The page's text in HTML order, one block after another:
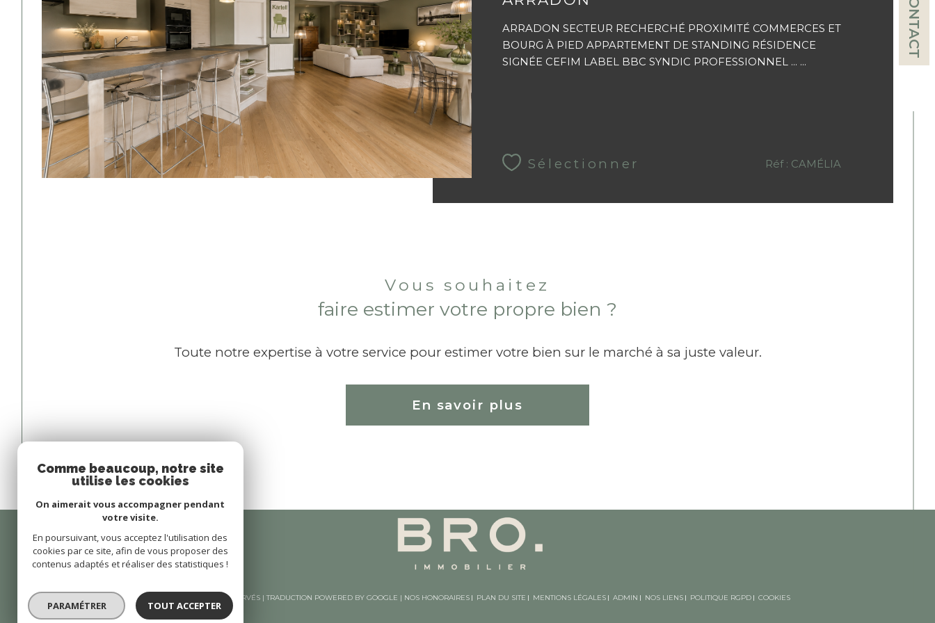
CONTACT
ARRADON SECTEUR RECHERCHÉ PROXIMITÉ COMMERCES ET
BOURG À PIED APPARTEMENT DE STANDING RÉSIDENCE
SIGNÉE CEFIM LABEL BBC SYNDIC PROFESSIONNEL ... ...
Sélectionner Réf : CAMÉLIA
Vous souhaitez
faire estimer votre propre bien ?
Toute notre expertise à votre service pour estimer votre bien sur le marché à sa juste valeur.
En savoir plus
© 2026 | TOUS DROITS RÉSERVÉS | TRADUCTION POWERED BY GOOGLE | NOS HONORAIRES PLAN DU SITE MENTIONS LÉGALES ADMIN NOS LIENS POLITIQUE RGPD COOKIES
Comme beaucoup, notre site
utilise les cookies
On aimerait vous accompagner pendant
votre visite.
En poursuivant, vous acceptez l'utilisation des
cookies par ce site, afin de vous proposer des
contenus adaptés et réaliser des statistiques !
PARAMÉTRER TOUT ACCEPTER